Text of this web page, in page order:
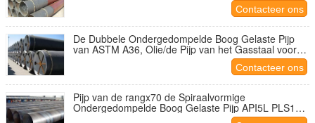
Contacteer ons
De Dubbele Ondergedompelde Boog Gelaste Pijp
van ASTM A36, Olie/de Pijp van het Gasstaal voor
Contacteer ons
Pijp van de rangx70 de Spiraalvormige
Ondergedompelde Boog Gelaste Pijp API5L PLS1